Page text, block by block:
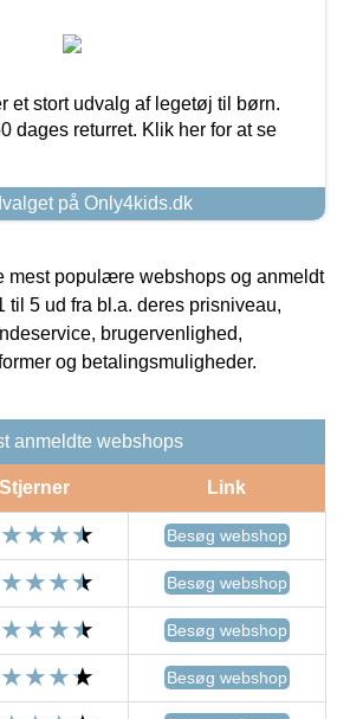
et stort udvalg af legetøj til børn.
dages returret. Klik her for at se
på Only4kids.dk
mest populære webshops og anmeldt
til 5 ud fra bl.a. deres prisniveau,
brugervenlighed,
og betalingsmuligheder.
anmeldte webshops
Stjerner Link
Besøg webshop
Besøg webshop
Besøg webshop
Besøg webshop